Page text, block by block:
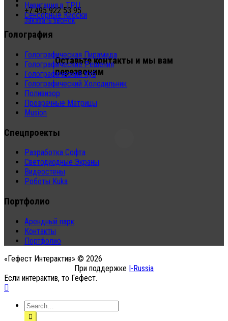
+7 495 922 53 95
Заказать звонок
Оставьте контакты и мы вам
перезвоним
Навигация в ТРЦ
Сенсорные Киоски
Голография
Голографическая Пирамида
Голографические Решения
Голографический Куб
Голографический Холодильник
Поливизор
Прозрачные Матрицы
Musion
Спецпроекты
Разработка Софта
Светодиодные Экраны
Видеостены
Роботы Kuka
Портфолио
Арендный парк
Контакты
Портфолио
«Гефест Интерактив» © 2026
При поддержке I-Russia
Если интерактив, то Гефест.